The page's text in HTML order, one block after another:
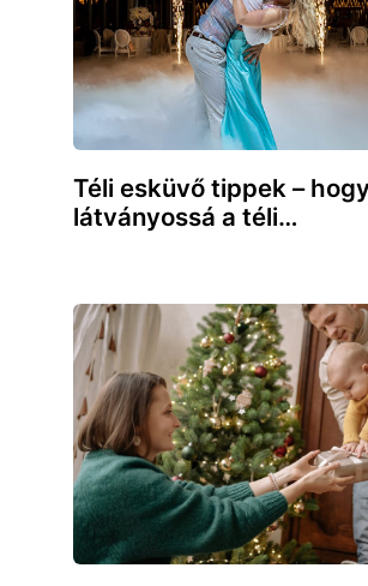
Téli esküvő tippek –
látványossá a téli…